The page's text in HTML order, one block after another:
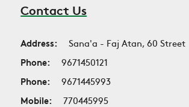
Contact Us
Address:
Sana'a - Faj Atan, 60 Street
Phone:
9671450121
Phone:
9671445993
Mobile:
770445995